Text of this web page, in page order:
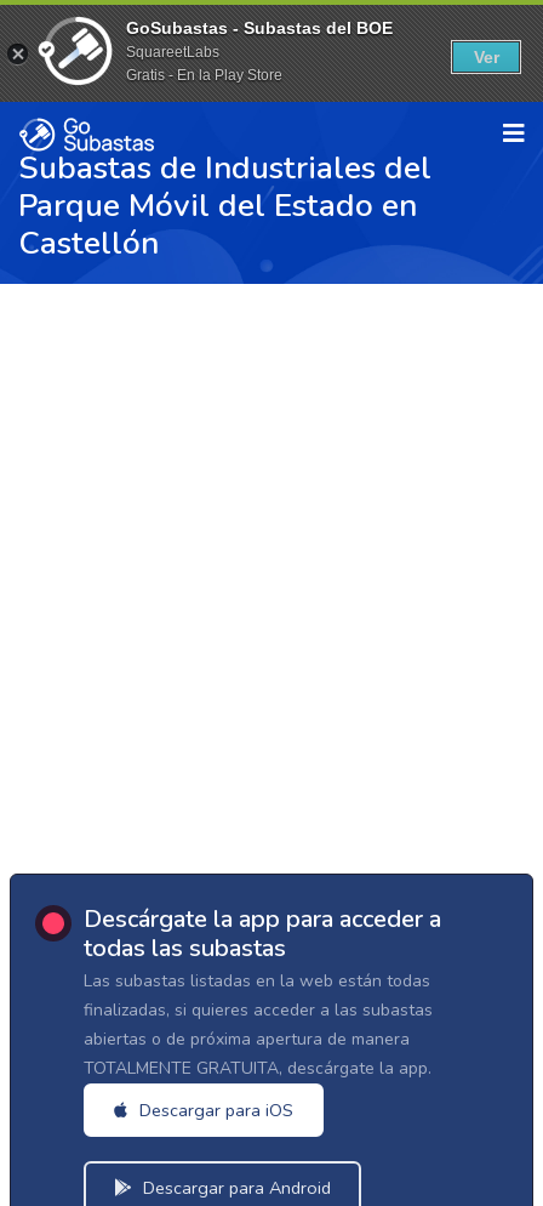
Subastas de Industriales del
Parque Móvil del Estado en
Castellón
Descárgate la app para acceder a
todas las subastas
Las subastas listadas en la web están todas
finalizadas, si quieres acceder a las subastas
abiertas o de próxima apertura de manera
TOTALMENTE GRATUITA, descárgate la app.
Descargar para iOS
Descargar para Android
GoSubastas - Subastas del BOE
SquareetLabs
Gratis - En la Play Store
Ver